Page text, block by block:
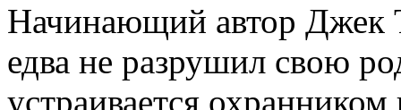
Начинающий автор Джек
едва не разрушил свою
устраивается